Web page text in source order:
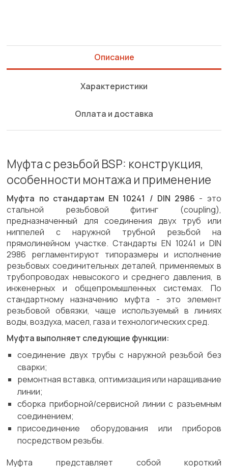
Описание
Характеристики
Оплата и доставка
Муфта с резьбой BSP: конструкция,
особенности монтажа и применение
Муфта по стандартам EN 10241 / DIN 2986 - это
стальной резьбовой фитинг (coupling),
предназначенный для соединения двух труб или
ниппелей с наружной трубной резьбой на
прямолинейном участке. Стандарты EN 10241 и DIN
2986 регламентируют типоразмеры и исполнение
резьбовых соединительных деталей, применяемых в
трубопроводах невысокого и среднего давления, в
инженерных и общепромышленных системах. По
стандартному назначению муфта - это элемент
резьбовой обвязки, чаще используемый в линиях
воды, воздуха, масел, газа и технологических сред.
Муфта выполняет следующие функции:
соединение двух трубы с наружной резьбой без
сварки;
ремонтная вставка, оптимизация или наращивание
линии;
сборка приборной/сервисной линии с разъемным
соединением;
присоединение оборудования или приборов
посредством резьбы.
Муфта представляет собой короткий